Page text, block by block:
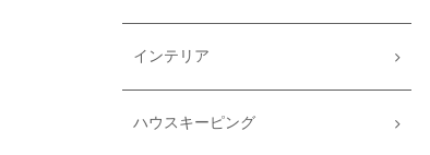
インテリア
ハウスキーピング